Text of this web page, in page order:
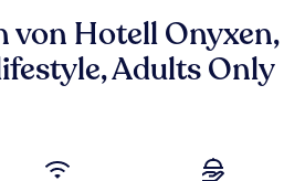
von Hotell Onyxen,
Adults Only